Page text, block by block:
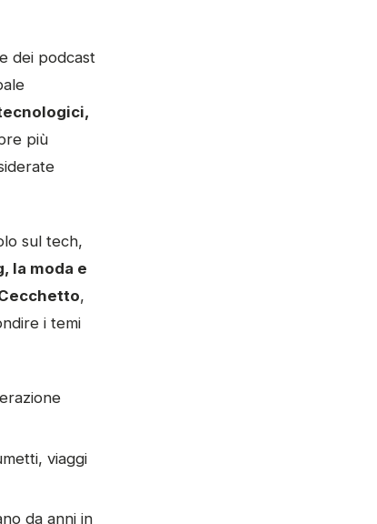
dei podcast
più
sul tech,
la moda e
,
i temi
viaggi
da anni in